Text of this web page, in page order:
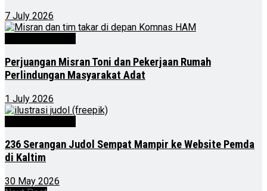
7 July 2026
Perjuangan Misran Toni dan Pekerjaan Rumah
Perlindungan Masyarakat Adat
1 July 2026
236 Serangan Judol Sempat Mampir ke Website Pemda
di Kaltim
30 May 2026